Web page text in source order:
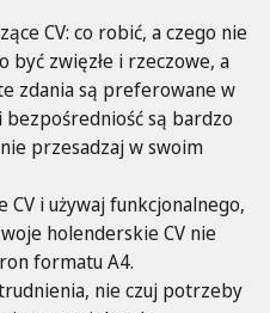
CV: co robić, a czego nie
być zwięzłe i rzeczowe, a
zdania są preferowane w
bezpośredniość są bardzo
przesadzaj w swoim
i używaj funkcjonalnego,
holenderskie CV nie
formatu A4.
nie czuj potrzeby